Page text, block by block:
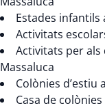
Estades infantils
Activitats
Activitats per als
Massaluca
Colònies d’estiu
Casa de